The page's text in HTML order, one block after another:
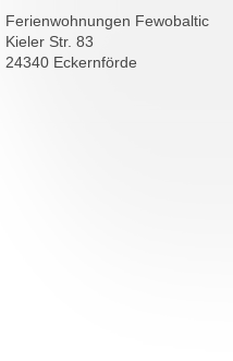
Ferienwohnungen Fewobaltic
Kieler Str. 83
24340 Eckernförde